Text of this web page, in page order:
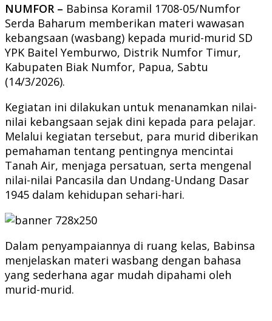
NUMFOR – Babinsa Koramil 1708-05/Numfor
Serda Baharum memberikan materi wawasan
kebangsaan (wasbang) kepada murid-murid SD
YPK Baitel Yemburwo, Distrik Numfor Timur,
Kabupaten Biak Numfor, Papua, Sabtu
(14/3/2026).
Kegiatan ini dilakukan untuk menanamkan nilai-
nilai kebangsaan sejak dini kepada para pelajar.
Melalui kegiatan tersebut, para murid diberikan
pemahaman tentang pentingnya mencintai
Tanah Air, menjaga persatuan, serta mengenal
nilai-nilai Pancasila dan Undang-Undang Dasar
1945 dalam kehidupan sehari-hari.
Dalam penyampaiannya di ruang kelas, Babinsa
menjelaskan materi wasbang dengan bahasa
yang sederhana agar mudah dipahami oleh
murid-murid.